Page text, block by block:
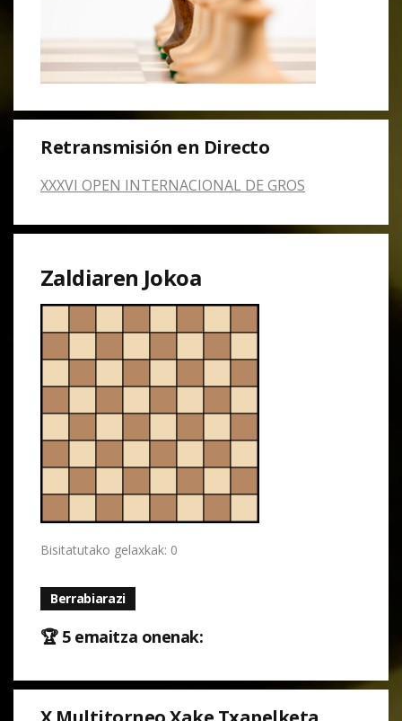
Retransmisión en Directo
XXXVI OPEN INTERNACIONAL DE GROS
Zaldiaren Jokoa
Bisitatutako gelaxkak: 0
Berrabiarazi
🏆 5 emaitza onenak: